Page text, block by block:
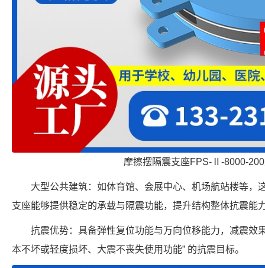
摩擦摆隔震支座FPS-Ⅱ-8000-
大型公共建筑：如体育馆、会展中心、机场航站楼等，
支座能够提供稳定的承载与隔震功能，提升结构整体抗震能
抗震优势：具备弹性复位功能与万向位移能力，减震效
本不坏或轻度损坏、大震不丧失使用功能” 的抗震目标。